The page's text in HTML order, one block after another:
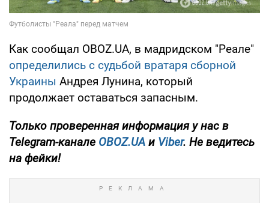
Как сообщал OBOZ.UA, в мадридском "Реале"
определились с судьбой вратаря сборной
Украины Андрея Лунина, который
продолжает оставаться запасным.
Только проверенная информация у нас в
Telegram-канале OBOZ.UA и Viber. Не ведитесь
на фейки!